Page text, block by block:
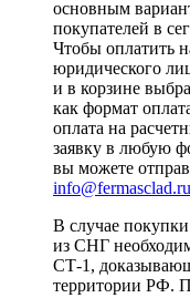
основным
покупателей в
Чтобы оплатить
юридического
и в корзине
как формат
оплата на
заявку в любую
вы можете
info@fermasclad.ru
В случае
из СНГ
СТ-1,
территории РФ.